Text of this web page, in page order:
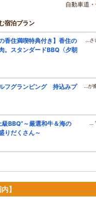
自動車道
宿泊プラン
香住満喫特典付き】香住の
。スタンダードBBQ〈夕朝
…さ
ルフグランピング 持込みプ
…が
級BBQ”～厳選和牛＆海の
りだくさん～
…
】